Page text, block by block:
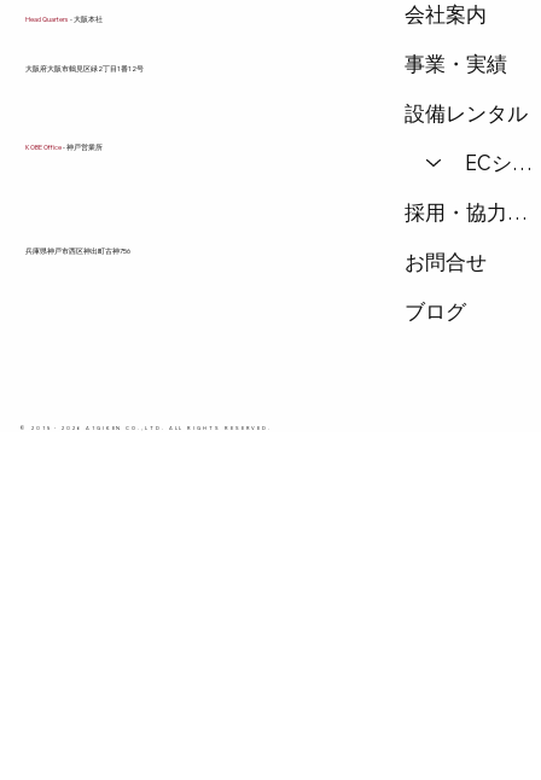
Head Quarters- 大阪本社
​大阪府大阪市鶴見区緑2丁目1番12号
KOBE Office- 神戸営業所
兵庫県神戸市西区神出町古神756
© 2015 - 2026 A1GIKEN CO.,LTD. ALL RIGHTS RESERVED.
会社案内
事業・実績
設備レンタル
ECショップ
採用・協力会社
お問合せ
ブログ